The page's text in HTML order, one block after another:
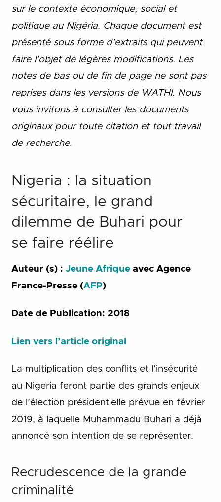
sur le contexte économique, social et
politique au Nigéria. Chaque document est
présenté sous forme d’extraits qui peuvent
faire l’objet de légères modifications. Les
notes de bas ou de fin de page ne sont pas
reprises dans les versions de WATHI. Nous
vous invitons à consulter les documents
originaux pour toute citation et tout travail
de recherche.
Nigeria : la situation
sécuritaire, le grand
dilemme de Buhari pour
se faire réélire
Auteur (s) : Jeune Afriqueavec Agence
France-Presse (AFP)
Date de Publication: 2018
Lien vers l’article original
La multiplication des conflits et l’insécurité
au Nigeria feront partie des grands enjeux
de l’élection présidentielle prévue en février
2019, à laquelle Muhammadu Buhari a déjà
annoncé son intention de se représenter.
Recrudescence de la grande
criminalité